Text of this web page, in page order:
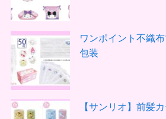
ワンポイント不織
包装
【サンリオ】前髪